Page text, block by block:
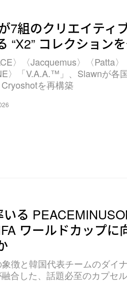
7組のクリエイティ
“X2” コレクション
〉〈Jacquemus〉〈Patta〉
〉「V.A.A.™」、Slawnが各
を再構築
る
ワールドカップに
徴と韓国代表チームのダイ
合した、話題必至のカプセ